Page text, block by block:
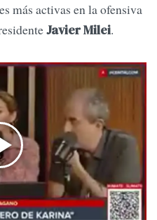
más activas en la ofensiva
Javier Milei.